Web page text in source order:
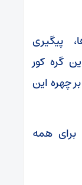
پیگیری
گره کور
چهره این
برای همه